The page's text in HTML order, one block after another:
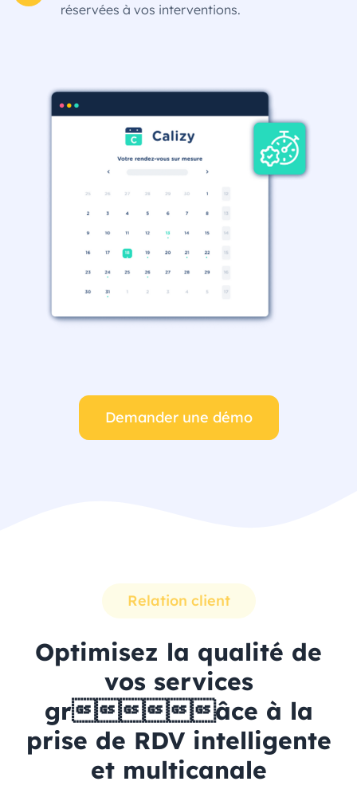
réservées à vos interventions.
Demander une démo
Relation client
Optimisez la qualité de
vos services
grâce à la
prise de RDV intelligente
et multicanale